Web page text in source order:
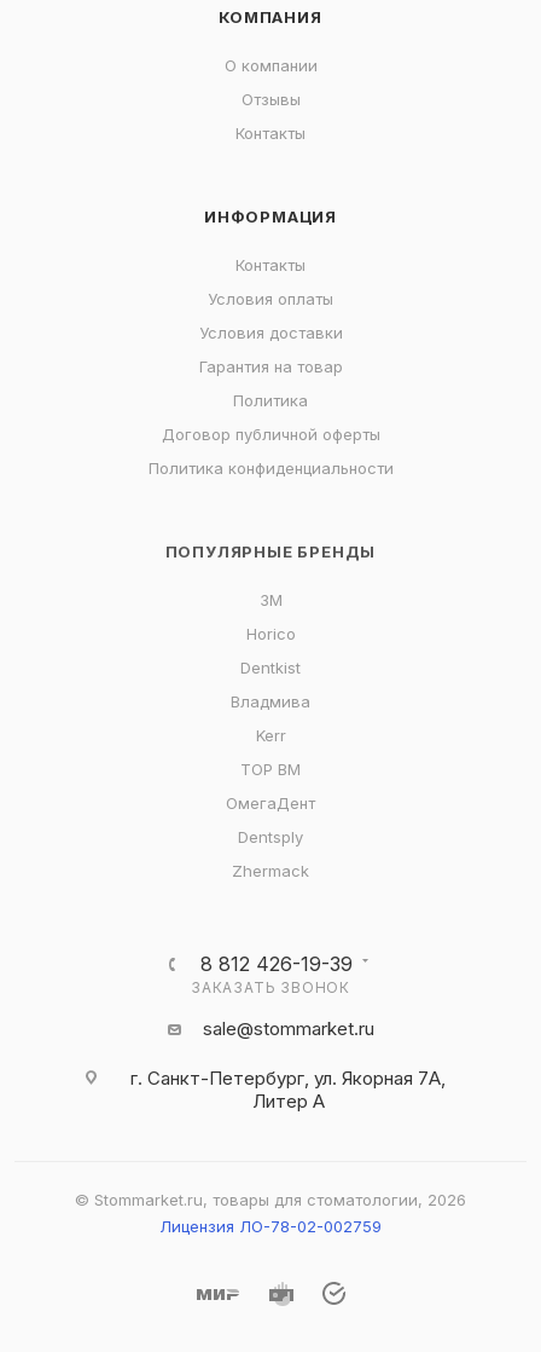
КОМПАНИЯ
О компании
Отзывы
Контакты
ИНФОРМАЦИЯ
Контакты
Условия оплаты
Условия доставки
Гарантия на товар
Политика
Договор публичной оферты
Политика конфиденциальности
ПОПУЛЯРНЫЕ БРЕНДЫ
3M
Horico
Dentkist
Владмива
Kerr
ТОР ВМ
ОмегаДент
Dentsply
Zhermack
8 812 426-19-39
ЗАКАЗАТЬ ЗВОНОК
sale@stommarket.ru
г. Cанкт-Петербург, ул. Якорная 7А,
Литер А
© Stommarket.ru, товары для стоматологии, 2026
Лицензия ЛО-78-02-002759